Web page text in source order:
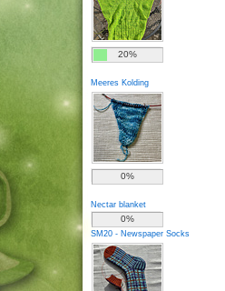
20%
Meeres Kolding
0%
Nectar blanket
0%
SM20 - Newspaper Socks